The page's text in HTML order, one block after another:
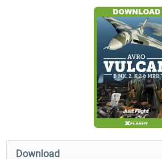
Diamond DA-62
Download